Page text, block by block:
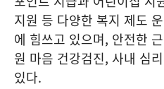
지원 등 다양한 복지 제도
에 힘쓰고 있으며, 안전한
원 마음 건강검진, 사내 심
있다.